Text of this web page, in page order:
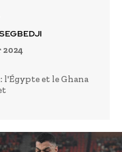
l'Égypte et le Ghana